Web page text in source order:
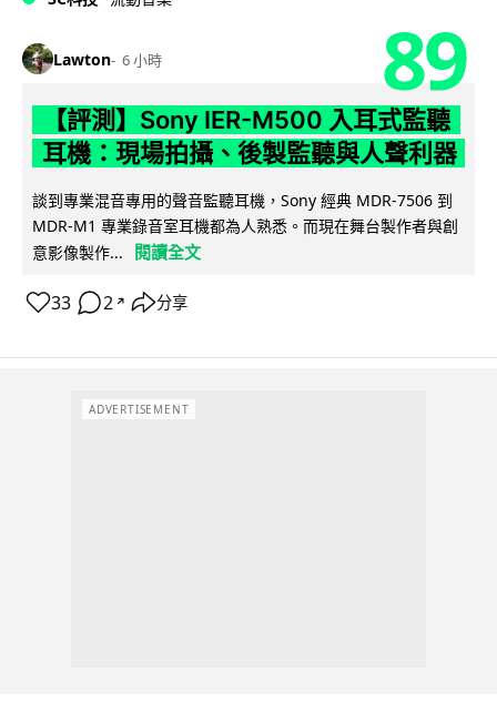
Lawton 6 小時 89
【評測】Sony IER-M500 入耳式監聽
耳機：現場拍攝、後製監聽與人聲利器
談到專業混音專用的聲音監聽耳機，Sony 經典 MDR-7506 到
MDR-M1 專業錄音室耳機都為人熟悉。而現在舞台製作者與創
意影像製作...
閱讀全文
33 2 ↗ 分享
ADVERTISEMENT